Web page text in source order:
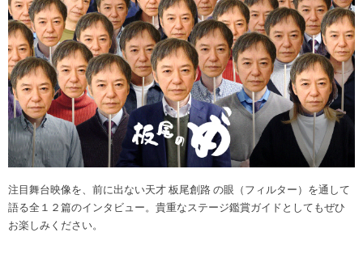
注目舞台映像を、前に出ない天才 板尾創路 の眼（フィルター）を通して
語る全１２篇のインタビュー。貴重なステージ鑑賞ガイドとしてもぜひ
お楽しみください。